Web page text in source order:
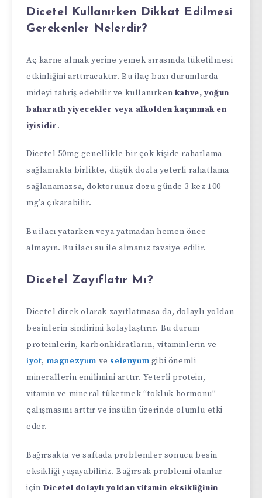
Dicetel Kullanırken Dikkat Edilmesi
Gerekenler Nelerdir?
Aç karne almak yerine yemek sırasında tüketilmesi
etkinliğini arttıracaktır. Bu ilaç bazı durumlarda
mideyi tahriş edebilir ve kullanırken kahve, yoğun
baharatlı yiyecekler veya alkolden kaçınmak en
iyisidir.
Dicetel 50mg genellikle bir çok kişide rahatlama
sağlamakta birlikte, düşük dozla yeterli rahatlama
sağlanamazsa, doktorunuz dozu günde 3 kez 100
mg’a çıkarabilir.
Bu ilacı yatarken veya yatmadan hemen önce
almayın. Bu ilacı su ile almanız tavsiye edilir.
Dicetel Zayıflatır Mı?
Dicetel direk olarak zayıflatmasa da, dolaylı yoldan
besinlerin sindirimi kolaylaştırır. Bu durum
proteinlerin, karbonhidratların, vitaminlerin ve
iyot, magnezyum ve selenyum gibi önemli
minerallerin emilimini arttır. Yeterli protein,
vitamin ve mineral tüketmek “tokluk hormonu”
çalışmasını arttır ve insülin üzerinde olumlu etki
eder.
Bağırsakta ve saftada problemler sonucu besin
eksikliği yaşayabiliriz. Bağırsak problemi olanlar
için Dicetel dolaylı yoldan vitamin eksikliğinin